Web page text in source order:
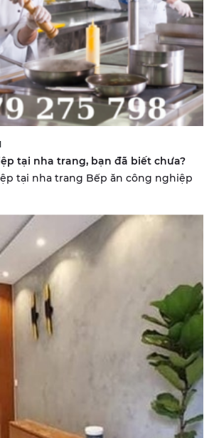
tại nha trang, bạn đã biết chưa?
tại nha trang Bếp ăn công nghiệp